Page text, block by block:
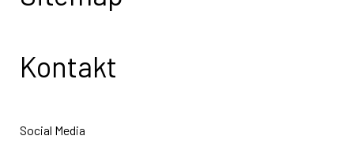
Kontakt
Social Media